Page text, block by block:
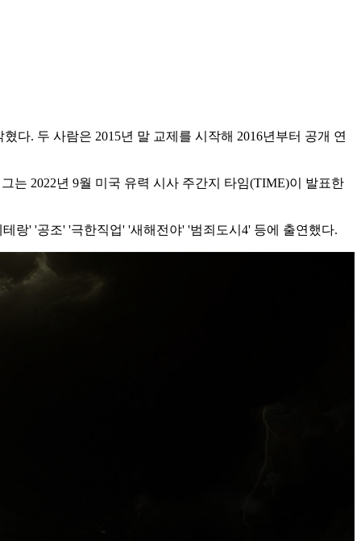
다. 두 사람은 2015년 말 교제를 시작해 2016년부터 공개 연
는 2022년 9월 미국 유력 시사 주간지 타임(TIME)이 발표한
랑' '공조' '극한직업' '새해전야' '범죄도시4' 등에 출연했다.